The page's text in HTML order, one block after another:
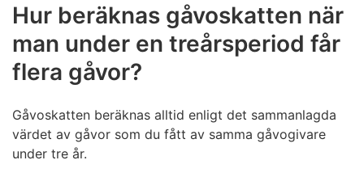
Hur beräknas gåvoskatten när
man under en treårsperiod får
flera gåvor?
Gåvoskatten beräknas alltid enligt det sammanlagda
värdet av gåvor som du fått av samma gåvogivare
under tre år.